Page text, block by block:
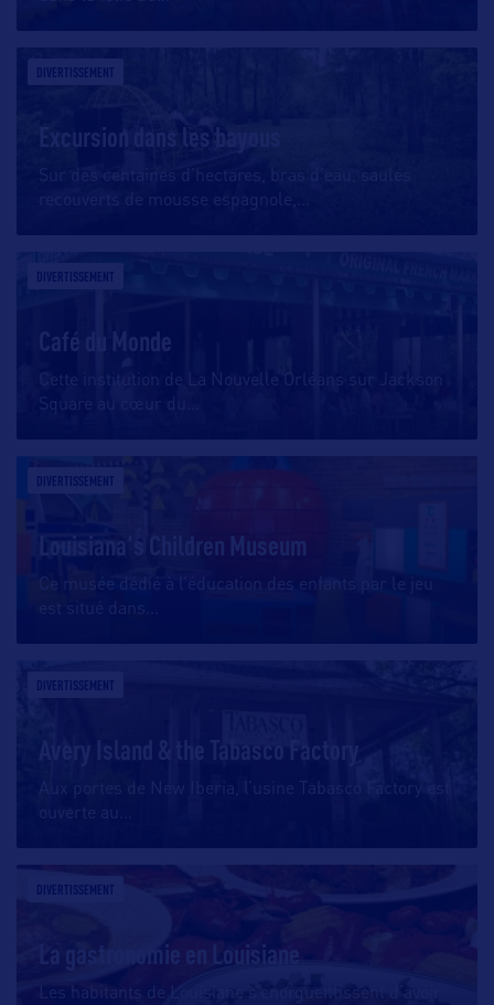
DIVERTISSEMENT
Excursion dans les bayous
Sur des centaines d’hectares, bras d’eau, saules
recouverts de mousse espagnole,
DIVERTISSEMENT
Café du Monde
Cette institution de La Nouvelle Orléans sur Jackson
Square au cœur du
DIVERTISSEMENT
Louisiana's Children Museum
Ce musée dédié à l’éducation des enfants par le jeu
est situé dans
DIVERTISSEMENT
Avery Island & the Tabasco Factory
Aux portes de New Iberia, l’usine Tabasco Factory est
ouverte au
DIVERTISSEMENT
La gastronomie en Louisiane
Les habitants de Louisiane s’enorgueillissent d’avoir